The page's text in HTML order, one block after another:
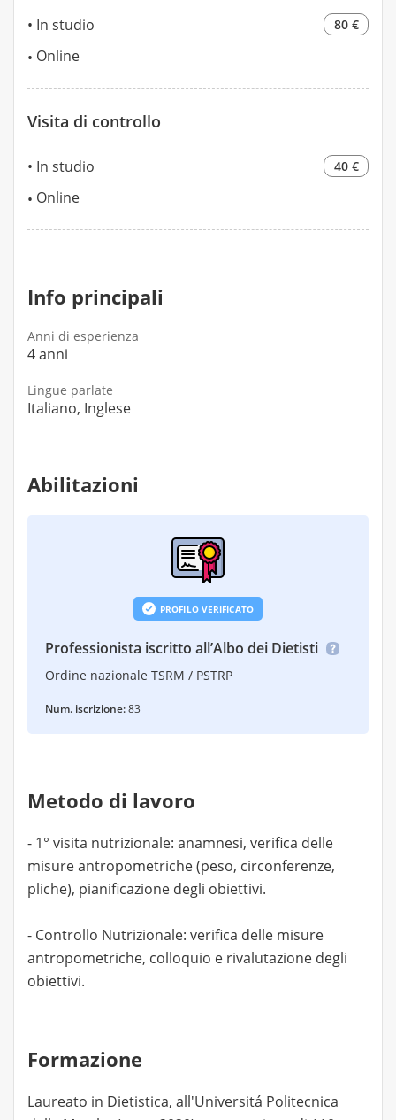
In studio 80 €
Online
Visita di controllo
In studio 40 €
Online
Info principali
Anni di esperienza
4 anni
Lingue parlate
Italiano, Inglese
Abilitazioni
PROFILO VERIFICATO
Professionista iscritto all’Albo dei Dietisti
Ordine nazionale TSRM / PSTRP
Num. iscrizione:83
Metodo di lavoro
- 1° visita nutrizionale: anamnesi, verifica delle
misure antropometriche (peso, circonferenze,
pliche), pianificazione degli obiettivi.
- Controllo Nutrizionale: verifica delle misure
antropometriche, colloquio e rivalutazione degli
obiettivi.
Formazione
Laureato in Dietistica, all'Universitá Politecnica